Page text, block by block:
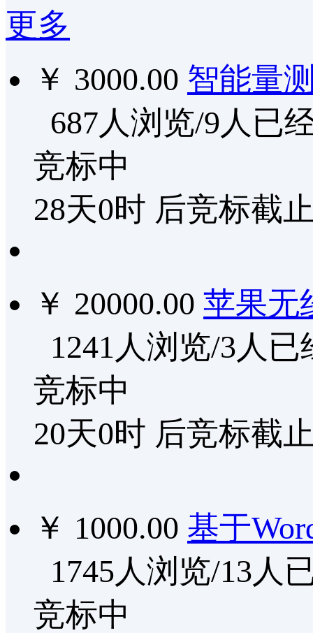
更多
￥ 3000.00 智能量
687人浏览/9人已
竞标中
28天0时 后竞标截
￥ 20000.00 苹果无
1241人浏览/3人已
竞标中
20天0时 后竞标截
￥ 1000.00 基于
1745人浏览/13人
竞标中